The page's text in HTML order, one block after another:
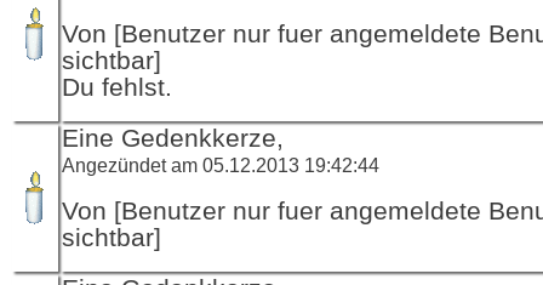
Von [Benutzer nur fuer angemeldete
sichtbar]
Du fehlst.
Eine Gedenkkerze,
Angezündet am 05.12.2013 19:42:44
Von [Benutzer nur fuer angemeldete
sichtbar]